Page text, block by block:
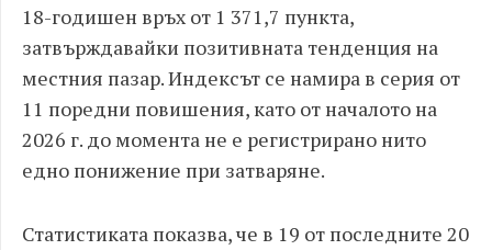
18-годишен връх от 1 371,7 пункта,
затвърждавайки позитивната тенденция на
местния пазар. Индексът се намира в серия от
11 поредни повишения, като от началото на
2026 г. до момента не е регистрирано нито
едно понижение при затваряне.
Статистиката показва, че в 19 от последните 20